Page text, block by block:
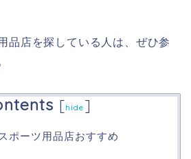
品店を探している人は、ぜひ参
[hide ]
ポーツ用品店おすすめ